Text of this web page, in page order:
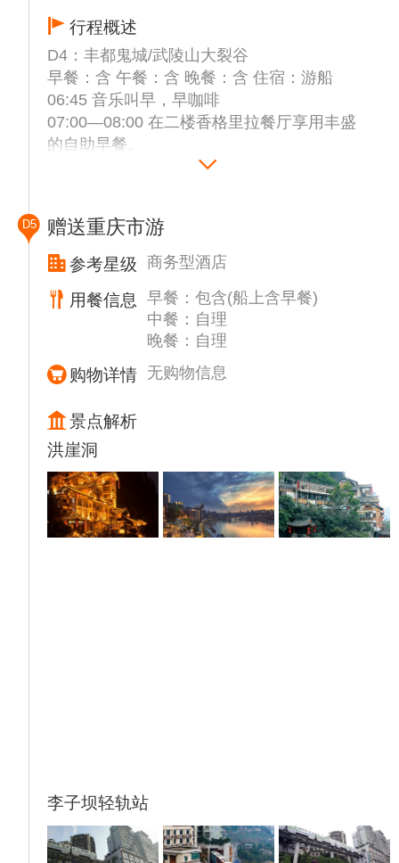
金塑像及风箱峡悬棺展览。
未付费参加自费景点游览的客人，请在船自由
活动。您可以参加文化讲座、电影放映、休闲
按摩、卡拉OK等活动。
19:00—20:00 请您前往二楼香格里拉餐厅享
用丰盛的晚餐（宴会式桌餐）
的神女峰，巫山十二峰等船观景区，游船会在
行驶的过程中广播通知我们尊贵的贵宾上游船
观光甲板观赏以及广播讲解！
行程概述
D4：丰都鬼城/武陵山大裂谷
早餐：含 午餐：含 晚餐：含 住宿：游船
06:45 音乐叫早，早咖啡
07:00—08:00 在二楼香格里拉餐厅享用丰盛
的自助早餐。
走，活过九十九”位于重庆市下游丰都县的长
江北岸，因有哼哈祠、天子殿、奈河桥、黄泉
路、望乡台、药王殿等多座表现阴曹地府的建
筑和造型而闻名，以丰富的鬼文化蜚声中外。
约3小时后返回游轮。
未付费参加自费景点游览的客人，请在船自由
活动。您可以参加文化讲座、电影放映、休闲
按摩、卡拉OK等活动。
12:00—13:00 请您前往二楼香格里拉餐厅享
用丰盛的中西式自助午餐。
（自选武陵山大裂谷游客安排岸餐）。
15:00—18:30 未参加“武陵山大裂谷”游览的游
客，请在船上自由活动，您可以参加文化讲
座、电影放映、休闲按摩、卡拉OK等活动。
谷”美誉。景区内空气质量极其优良，景区面
积30平方公里，山峰、台地、沟谷等景观高低
错落，层次丰富，海拔从600米到1980米，谷
底至峰巅间的落差达700多米，山势奇峻多
D5 赠送重庆市游
参考星级 商务型酒店
用餐信息
早餐：包含(船上含早餐)
中餐：自理
晚餐：自理
购物详情 无购物信息
景点解析
洪崖洞
李子坝轻轨站